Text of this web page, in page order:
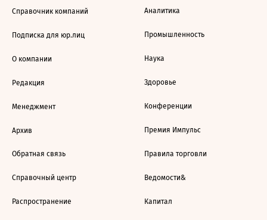
Справочник компаний
Подписка для юр.лиц
О компании
Редакция
Менеджмент
Архив
Обратная связь
Справочный центр
Распространение
Аналитика
Промышленность
Наука
Здоровье
Конференции
Премия Импульс
Правила торговли
Ведомости&
Капитал